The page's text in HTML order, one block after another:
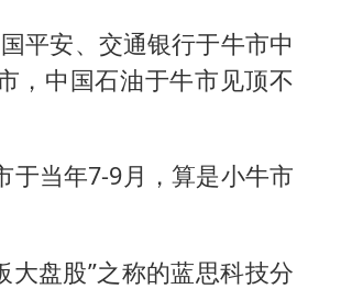
平安、交通银行于牛市中
，中国石油于牛市见顶不
于当年7-9月，算是小牛市
大盘股”之称的蓝思科技分